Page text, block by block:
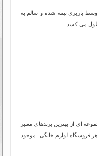
باربری بیمه شده و سالم به
ای از بهترین برندهای معتبر
هر فروشگاه لوازم خانگی موجود